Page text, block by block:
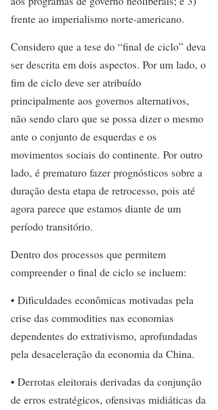
frente ao imperialismo norte-americano.
Considero que a tese do “final de ciclo” deva
ser descrita em dois aspectos. Por um lado, o
fim de ciclo deve ser atribuído
principalmente aos governos alternativos,
não sendo claro que se possa dizer o mesmo
ante o conjunto de esquerdas e os
movimentos sociais do continente. Por outro
lado, é prematuro fazer prognósticos sobre a
duração desta etapa de retrocesso, pois até
agora parece que estamos diante de um
período transitório.
Dentro dos processos que permitem
compreender o final de ciclo se incluem:
• Dificuldades econômicas motivadas pela
crise das commodities nas economias
dependentes do extrativismo, aprofundadas
pela desaceleração da economia da China.
• Derrotas eleitorais derivadas da conjunção
de erros estratégicos, ofensivas midiáticas da